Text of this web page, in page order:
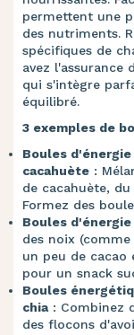
permettent une
des nutriments.
spécifiques de
avez l'assurance
qui s'intègre
équilibré.
3 exemples de
Boules
cacahuète :
de cacahuète,
Formez des
Boules
des noix
un peu de cacao
pour un snack
Boules
chia: Combinez
des flocons